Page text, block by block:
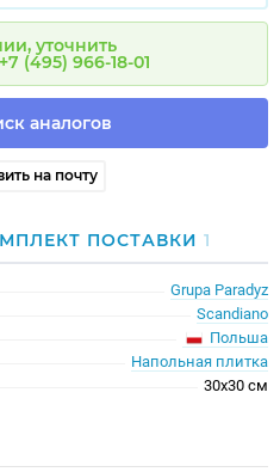
уточнить
(495) 966-18-01
аналогов
на почту
ПОСТАВКИ 1
Grupa Paradyz
Scandiano
Польша
Напольная плитка
30x30 см